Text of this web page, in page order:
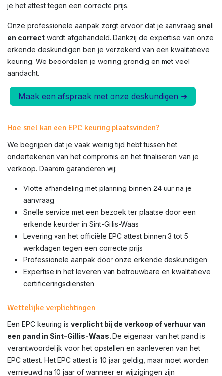
je het attest tegen een correcte prijs.
Onze professionele aanpak zorgt ervoor dat je aanvraag snel
en correct wordt afgehandeld. Dankzij de expertise van onze
erkende deskundigen ben je verzekerd van een kwalitatieve
keuring. We beoordelen je woning grondig en met veel
aandacht.
Maak een afspraak met onze deskundigen ➜
Hoe snel kan een EPC keuring plaatsvinden?
We begrijpen dat je vaak weinig tijd hebt tussen het
ondertekenen van het compromis en het finaliseren van je
verkoop. Daarom garanderen wij:
Vlotte afhandeling met planning binnen 24 uur na je
aanvraag
Snelle service met een bezoek ter plaatse door een
erkende keurder in Sint-Gillis-Waas
Levering van het officiële EPC attest binnen 3 tot 5
werkdagen tegen een correcte prijs
Professionele aanpak door onze erkende deskundigen
Expertise in het leveren van betrouwbare en kwalitatieve
certificeringsdiensten
Wettelijke verplichtingen
Een EPC keuring is verplicht bij de verkoop of verhuur van
een pand in Sint-Gillis-Waas. De eigenaar van het pand is
verantwoordelijk voor het opstellen en aanleveren van het
EPC attest. Het EPC attest is 10 jaar geldig, maar moet worden
vernieuwd na 10 jaar of wanneer er wijzigingen zijn